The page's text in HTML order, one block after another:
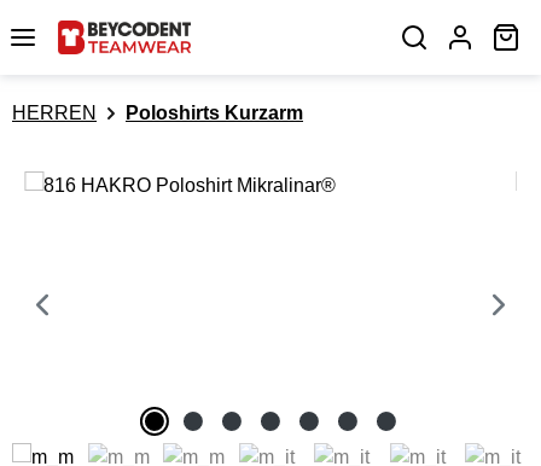
Zum Hauptinhalt springen
HERREN Poloshirts Kurzarm
Bildergalerie überspringen